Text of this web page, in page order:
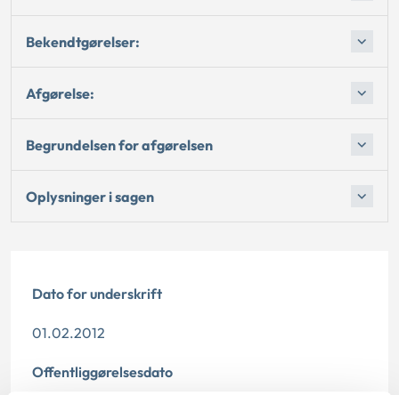
Bekendtgørelser:
Afgørelse:
Begrundelsen for afgørelsen
Oplysninger i sagen
Dato for underskrift
01.02.2012
Offentliggørelsesdato